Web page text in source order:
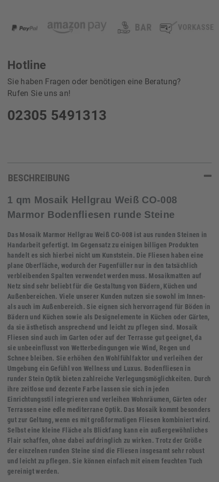
Hotline
Sie haben Fragen oder benötigen eine Beratung?
Rufen Sie uns an!
02305 5491313
BESCHREIBUNG
1 qm Mosaik Hellgrau Weiß CO-008
Marmor Bodenfliesen runde Steine
Das Mosaik Marmor Hellgrau Weiß CO-008 ist aus runden Steinen in
Handarbeit gefertigt. Im Gegensatz zu einigen billigen Produkten
handelt es sich hierbei nicht um Kunststein. Die Fliesen haben eine
plane Oberfläche, wodurch der Fugenfüller nur in den tatsächlich
verbleibenden Spalten verwendet werden muss. Mosaikmatten auf
Netz sind sehr beliebt für die Gestaltung von Bädern, Küchen und
Außenbereichen. Viele unserer Kunden nutzen sie sowohl im Innen-
als auch im Außenbereich. Sie eignen sich hervorragend für Böden in
Bädern und Küchen sowie als Designelemente in Küchen oder Gärten,
da sie ästhetisch ansprechend und leicht zu pflegen sind. Mosaik
Fliesen sind auch im Garten oder auf der Terrasse gut geeignet, da
sie unbeeinflusst von Wetterbedingungen wie Wind, Regen und
Schnee bleiben. Sie erhöhen den Wohlfühlfaktor und verleihen der
Umgebung ein Gefühl von Wellness und Luxus. Bodenfliesen in
runder Stein Optik bieten zahlreiche Verlegungsmöglichkeiten. Durch
ihre zeitlose und dezente Farbe lassen sie sich in jeden
Einrichtungsstil integrieren und verleihen Wohnräumen, Gärten oder
Terrassen eine edle mediterrane Optik. Das Mosaik kommt besonders
gut zur Geltung, wenn es mit großformatigen Fliesen kombiniert wird.
Selbst eine kleine Fläche als Blickfang kann ein außergewöhnliches
Flair schaffen, ohne dabei aufdringlich zu wirken. Trotz der Größe
der einzelnen runden Steine sind die Fliesen insgesamt sehr robust
und leicht zu pflegen. Sie können einfach mit einem feuchten Tuch
gereinigt werden.